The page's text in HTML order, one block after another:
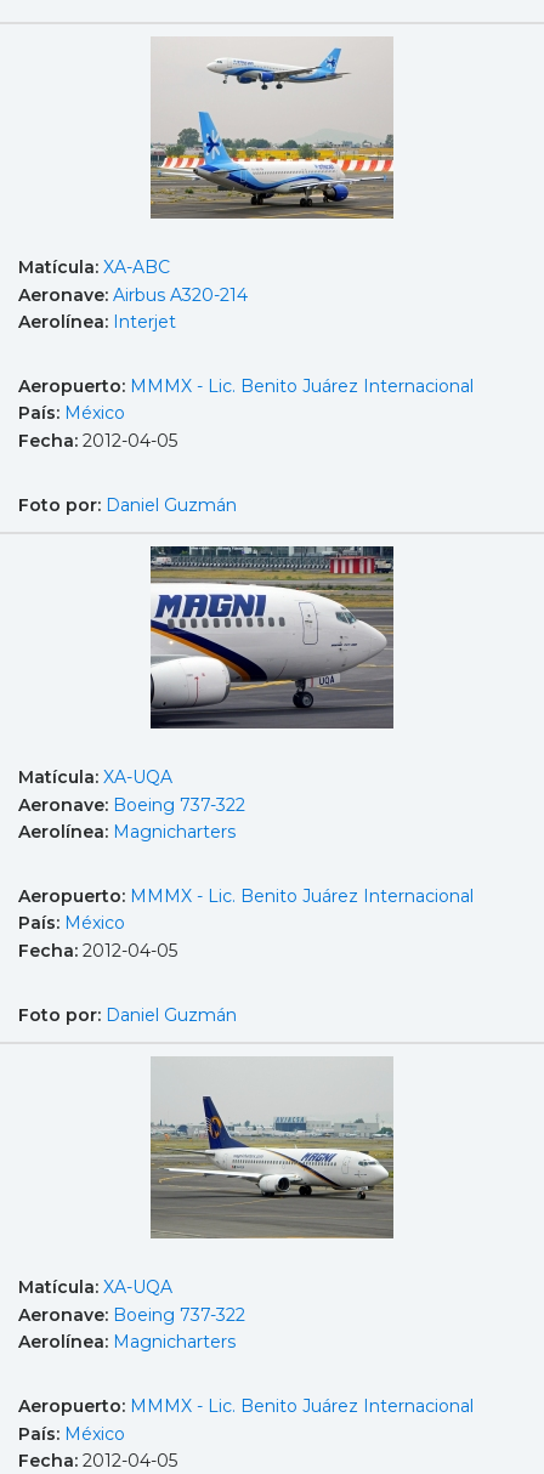
Matícula: XA-ABC
Aeronave: Airbus A320-214
Aerolínea: Interjet
Aeropuerto: MMMX - Lic. Benito Juárez Internacional
País: México
Fecha: 2012-04-05
Foto por: Daniel Guzmán
Matícula: XA-UQA
Aeronave: Boeing 737-322
Aerolínea: Magnicharters
Aeropuerto: MMMX - Lic. Benito Juárez Internacional
País: México
Fecha: 2012-04-05
Foto por: Daniel Guzmán
Matícula: XA-UQA
Aeronave: Boeing 737-322
Aerolínea: Magnicharters
Aeropuerto: MMMX - Lic. Benito Juárez Internacional
País: México
Fecha: 2012-04-05